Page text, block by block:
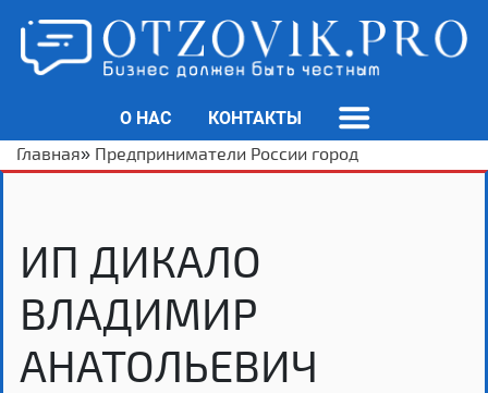
О НАС
КОНТАКТЫ
Главная» Предприниматели России город
ИП ДИКАЛО
ВЛАДИМИР
АНАТОЛЬЕВИЧ